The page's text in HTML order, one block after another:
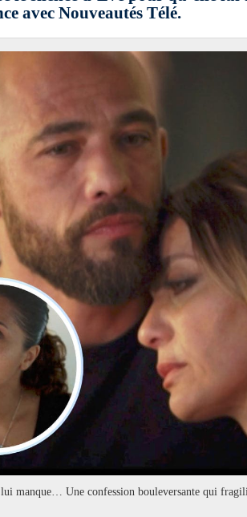
avec Nouveautés Télé.
manque… Une confession bouleversante qui